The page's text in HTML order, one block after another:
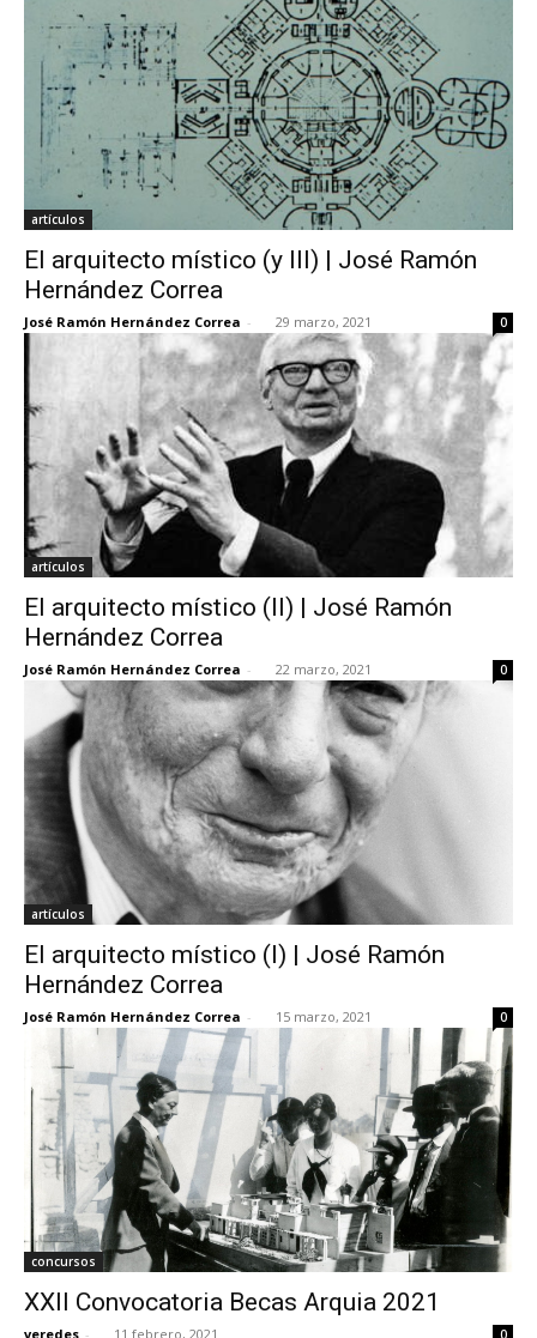
artículos
El arquitecto místico (y III) | José Ramón
Hernández Correa
José Ramón Hernández Correa - 29 marzo, 2021 0
artículos
El arquitecto místico (II) | José Ramón
Hernández Correa
José Ramón Hernández Correa - 22 marzo, 2021 0
artículos
El arquitecto místico (I) | José Ramón
Hernández Correa
José Ramón Hernández Correa - 15 marzo, 2021 0
concursos
XXII Convocatoria Becas Arquia 2021
veredes - 11 febrero, 2021 0